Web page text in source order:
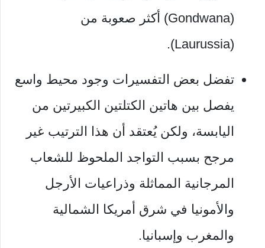
(Gondwana) أكثر صعوبة من
(Laurussia).
تفضل بعض التفسيرات وجود محيط واسع
يفصل بين هاتين الكتلتين الكبيرتين من
اليابسة، ولكن يُعتقد أن هذا الترتيب غير
مرجح بسبب التواجد الملحوظ للشعاب
المرجانية المماثلة وذراعيات الأرجل
والأمونيا في شرق أمريكا الشمالية
والمغرب وإسبانيا.